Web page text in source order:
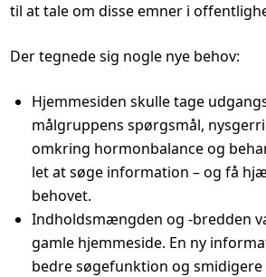
til at tale om disse emner i
Der tegnede sig nogle nye behov:
Hjemmesiden skulle tage
målgruppens spørgsmål,
omkring hormonbalance og
let at søge information – og få
behovet.
Indholdsmængden og -bredden
gamle hjemmeside. En ny
bedre søgefunktion og